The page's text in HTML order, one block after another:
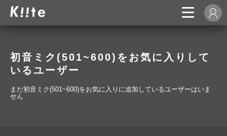
初音ミク(501~600)をお気に入りして
いるユーザー
まだ初音ミク(501~600)をお気に入りに追加しているユーザーはいま
せん